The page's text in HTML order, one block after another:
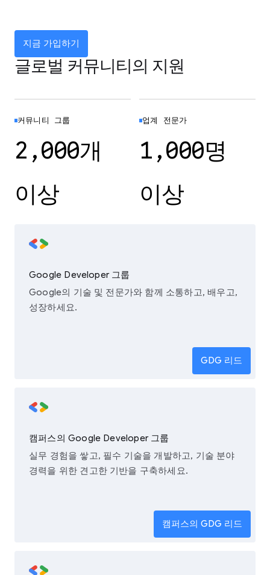
지금 가입하기
글로벌 커뮤니티의 지원
커뮤니티 그룹
2,000개
이상
업계 전문가
1,000명
이상
Google Developer 그룹
Google의 기술 및 전문가와 함께 소통하고, 배우고,
성장하세요.
GDG 리드
캠퍼스의 Google Developer 그룹
실무 경험을 쌓고, 필수 기술을 개발하고, 기술 분야
경력을 위한 견고한 기반을 구축하세요.
캠퍼스의 GDG 리드